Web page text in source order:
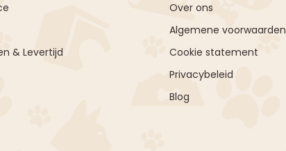
& Levertijd
Over ons
Algemene voorwaarden
Cookie statement
Privacybeleid
Blog